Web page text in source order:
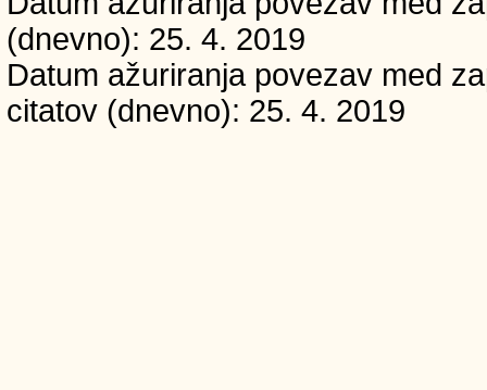
(dnevno): 25. 4. 2019
Datum ažuriranja povezav med
citatov (dnevno): 25. 4. 2019